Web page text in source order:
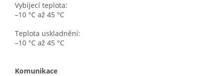
Vybíjecí teplota:
–10 °C až 45 °C
Teplota uskladnění:
–10 °C až 45 °C
Komunikace